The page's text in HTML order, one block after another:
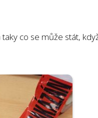
taky co se může stát,